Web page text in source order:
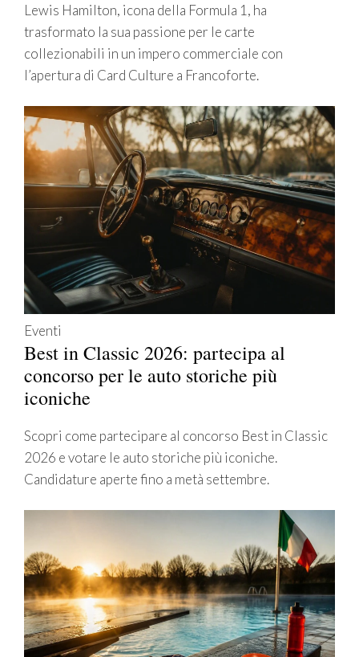
Lewis Hamilton, icona della Formula 1, ha
trasformato la sua passione per le carte
collezionabili in un impero commerciale con
l’apertura di Card Culture a Francoforte.
Eventi
Best in Classic 2026: partecipa al
concorso per le auto storiche più
iconiche
Scopri come partecipare al concorso Best in Classic
2026 e votare le auto storiche più iconiche.
Candidature aperte fino a metà settembre.